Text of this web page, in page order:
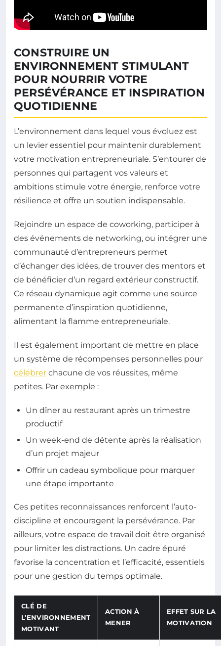
CONSTRUIRE UN
ENVIRONNEMENT STIMULANT
POUR NOURRIR VOTRE
PERSÉVÉRANCE ET INSPIRATION
QUOTIDIENNE
L’environnement dans lequel vous évoluez est
un levier essentiel pour maintenir durablement
votre motivation entrepreneuriale. S’entourer de
personnes qui partagent vos valeurs et
ambitions stimule votre énergie, renforce votre
résilience et offre un soutien indispensable.
Rejoindre un espace de coworking, participer à
des événements de networking, ou intégrer une
communauté d’entrepreneurs permet
d’échanger des idées, de trouver des mentors et
de bénéficier d’un regard extérieur constructif.
Ce réseau dynamique agit comme une source
permanente d’inspiration quotidienne,
alimentant la flamme entrepreneuriale.
Il est également important de mettre en place
un système de récompenses personnelles pour
célébrer chacune de vos réussites, même
petites. Par exemple :
Un dîner au restaurant après un trimestre
productif
Un week-end de détente après la réalisation
d’un projet majeur
Offrir un cadeau symbolique pour marquer
une étape importante
Ces petites reconnaissances renforcent l’auto-
discipline et encouragent la persévérance. Par
ailleurs, votre espace de travail doit être organisé
pour limiter les distractions. Un cadre épuré
favorise la concentration et l’efficacité, essentiels
pour une gestion du temps optimale.
CLÉ DE
L’ENVIRONNEMENT
MOTIVANT
ACTION À
MENER
EFFET SUR LA
MOTIVATION